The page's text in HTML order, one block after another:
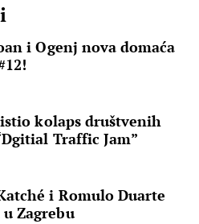
i Ogenj nova domaća
kolaps društvenih
Traffic Jam”
i Romulo Duarte
Zagrebu